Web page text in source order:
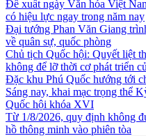
Đề xuất ngày Văn hóa Việt
có hiệu lực ngay trong năm nay
Đại tướng Phan Văn Giang
về quân sự, quốc phòng
Chủ tịch Quốc hội: Quyết liệt
không để lỡ thời cơ phát triển
Đặc khu Phú Quốc hướng tới
Sáng nay, khai mạc trọng thể
Quốc hội khóa XVI
Từ 1/8/2026, quy định không
hồ thông minh vào phiên tòa